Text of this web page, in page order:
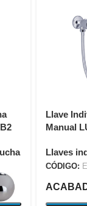
Llave
Manual
Llaves
CÓDIGO: